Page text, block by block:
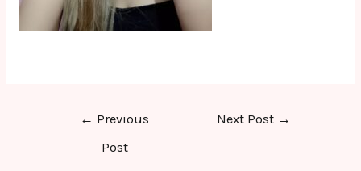
← Previous
Post
Next Post →